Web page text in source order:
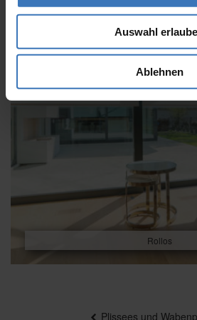
Auswahl
Ablehnen
Rollos
Plissees und